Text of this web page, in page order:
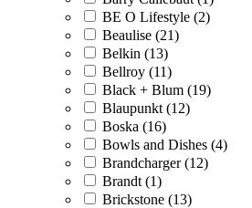
BE O Lifestyle (2)
Beaulise (21)
Belkin (13)
Bellroy (11)
Black + Blum (19)
Blaupunkt (12)
Boska (16)
Bowls and Dishes (4)
Brandcharger (12)
Brandt (1)
Brickstone (13)